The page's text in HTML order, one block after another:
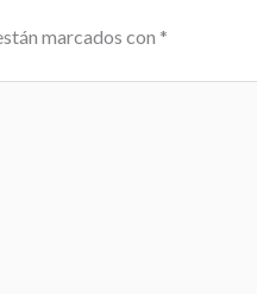
marcados con *